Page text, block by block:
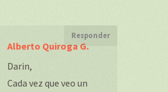
Alberto Quiroga G.
Responder
Darin,
Cada vez que veo un